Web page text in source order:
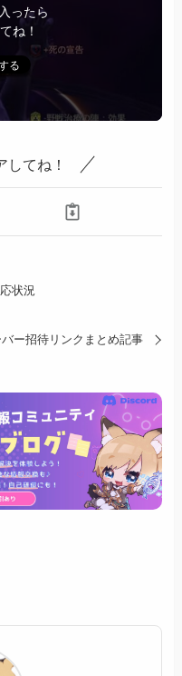
ったら
ね！
してね！
状況
ー招待リンクまとめ記事